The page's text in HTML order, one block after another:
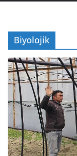
Biyolojik